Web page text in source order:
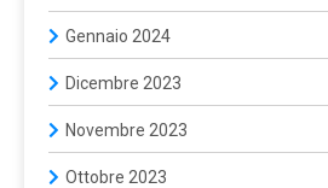
Gennaio 2024
Dicembre 2023
Novembre 2023
Ottobre 2023